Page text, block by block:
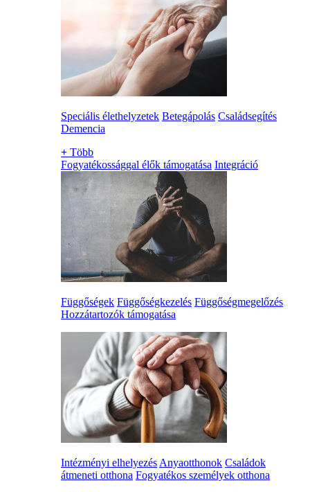
Speciális élethelyzetek Betegápolás Családsegítés
Demencia
+ Több
Fogyatékossággal élők támogatása Integráció
Függőségek Függőségkezelés Függőségmegelőzés
Hozzátartozók támogatása
Intézményi elhelyezés Anyaotthonok Családok
átmeneti otthona Fogyatékos személyek otthona